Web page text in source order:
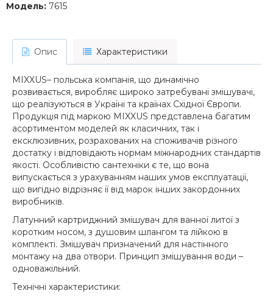
Модель: 7615
Опис Характеристики
MIXXUS– польська компанія, що динамічно
розвивається, виробляє широко затребувані змішувачі,
що реалізуються в Україні та країнах Східної Європи.
Продукція під маркою MIXXUS представлена багатим
асортиментом моделей як класичних, так і
ексклюзивних, розрахованих на споживачів різного
достатку і відповідають нормам міжнародних стандартів
якості. Особливістю сантехніки є те, що вона
випускається з урахуванням наших умов експлуатації,
що вигідно відрізняє її від марок інших закордонних
виробників.
Латунний картриджний змішувач для ванної литої з
коротким носом, з душовим шлангом та лійкою в
комплекті. Змішувач призначений для настінного
монтажу на два отвори. Принцип змішування води –
одноважільний.
Технічні характеристики: